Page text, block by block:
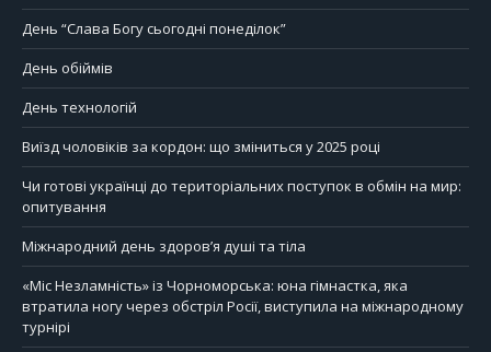
День “Слава Богу сьогодні понеділок”
День обіймів
День технологій
Виїзд чоловіків за кордон: що зміниться у 2025 році
Чи готові українці до територіальних поступок в обмін на мир:
опитування
Міжнародний день здоров’я душі та тіла
«Міс Незламність» із Чорноморська: юна гімнастка, яка
втратила ногу через обстріл Росії, виступила на міжнародному
турнірі